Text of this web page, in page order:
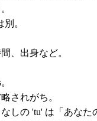
。
、出身など。
されがち。
しの 'tu' は「あなた